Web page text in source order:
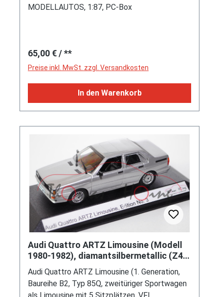
MODELLAUTOS, 1:87, PC-Box
Regulärer Preis:
65,00 €/ **
Preise inkl. MwSt. zzgl. Versandkosten
In den Warenkorb
Audi Quattro ARTZ Limousine (Modell
1980-1982), diamantsilbermetallic (Z4,
Lacknummer L97A), 1:43, Automodelle
Höing, PC-Box, Handarbeitsmodell,
limitierte Auflage 50 Stück
Audi Quattro ARTZ Limousine (1. Generation,
Baureihe B2, Typ 85Q, zweitüriger Sportwagen